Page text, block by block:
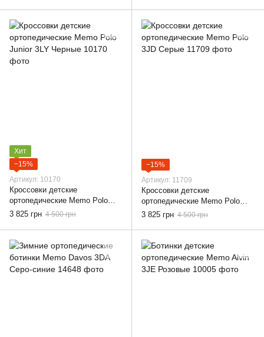
Хит
−15%
Артикул: 10170
Кроссовки детские
ортопедические Memo Polo
Junior 3LY Черные, 22
3 825 грн 4 500 грн
−15%
Артикул: 11709
Кроссовки детские
ортопедические Memo Polo
3JD Серые, 30
3 825 грн 4 500 грн